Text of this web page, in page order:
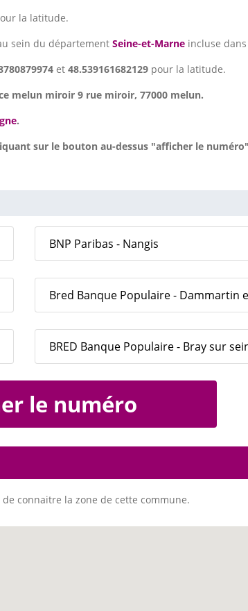
la latitude.
sein du département Seine-et-Marne incluse
et 48.539161682129 pour la latitude.
melun miroir 9 rue miroir, 77000 melun.
.
sur le bouton au-dessus "afficher le
BNP Paribas - Nangis
Bred Banque Populaire - Dammartin
BRED Banque Populaire - Bray sur
le numéro
connaitre la zone de cette commune.